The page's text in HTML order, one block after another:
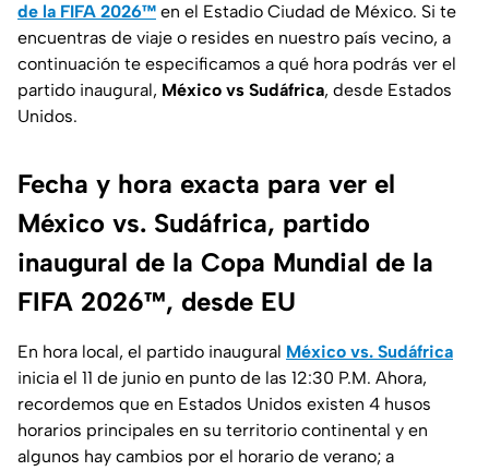
de la FIFA 2026™ en el Estadio Ciudad de México. Si te
encuentras de viaje o resides en nuestro país vecino, a
continuación te especificamos a qué hora podrás ver el
partido inaugural, México vs Sudáfrica, desde Estados
Unidos.
Fecha y hora exacta para ver el
México vs. Sudáfrica, partido
inaugural de la Copa Mundial de la
FIFA 2026™, desde EU
En hora local, el partido inaugural México vs. Sudáfrica
inicia el 11 de junio en punto de las 12:30 P.M. Ahora,
recordemos que en Estados Unidos existen 4 husos
horarios principales en su territorio continental y en
algunos hay cambios por el horario de verano; a